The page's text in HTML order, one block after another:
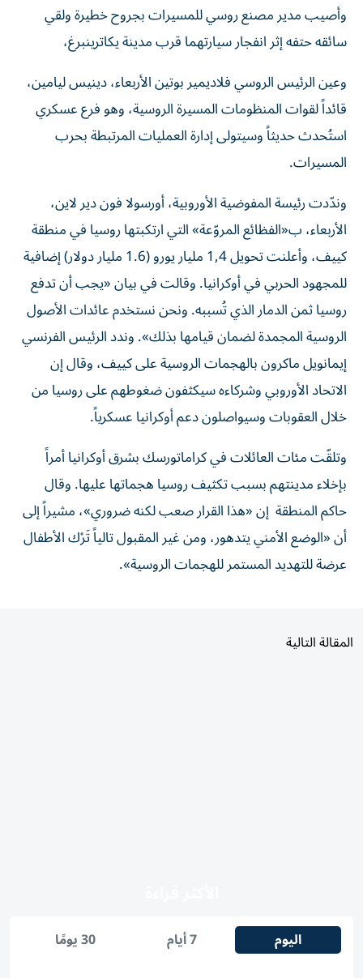
وأصيب مدير مصنع روسي للمسيرات بجروح خطيرة ولقي
سائقه حتفه إثر ‌انفجار سيارتهما قرب مدينة يكاترينبرغ،
وعين الرئيس الروسي فلاديمير بوتين الأربعاء، دينيس ليامين،
قائداً لقوات ‌المنظومات المسيرة الروسية، وهو فرع عسكري
استُحدث حديثاً وسيتولى ​إدارة العمليات المرتبطة بحرب
المسيرات.
وندّدت رئيسة المفوضية الأوروبية، أورسولا فون دير لاين،
الأربعاء، ب«الفظائع المروّعة» التي ارتكبتها روسيا في منطقة
كييف، وأعلنت تحويل 1,4 مليار يورو (1.6 مليار ‌دولار) إضافية
للمجهود الحربي في أوكرانيا. وقالت في بيان «يجب أن ​تدفع
‌روسيا ثمن الدمار ‌الذي تُسببه. ونحن نستخدم عائدات الأصول
الروسية المجمدة لضمان قيامها ‌بذلك». وندد ‌الرئيس الفرنسي
إيمانويل ماكرون ‌بالهجمات الروسية ‌على كييف، وقال إن
الاتحاد الأوروبي وشركاءه سيكثفون ضغوطهم على روسيا من
خلال العقوبات وسيواصلون دعم ​أوكرانيا عسكرياً.
وتلقّت مئات العائلات في كراماتورسك بشرق أوكرانيا أمراً
بإخلاء مدينتهم بسبب تكثيف روسيا هجماتها عليها. وقال
حاكم المنطقة إن «هذا القرار صعب لكنه ضروري»، مشيراً إلى
أن «الوضع الأمني يتدهور، ومن غير المقبول تالياً تَرْك الأطفال
عرضة للتهديد المستمر للهجمات الروسية».
المقالة التالية
اليوم 7 أيام 30 يومًا